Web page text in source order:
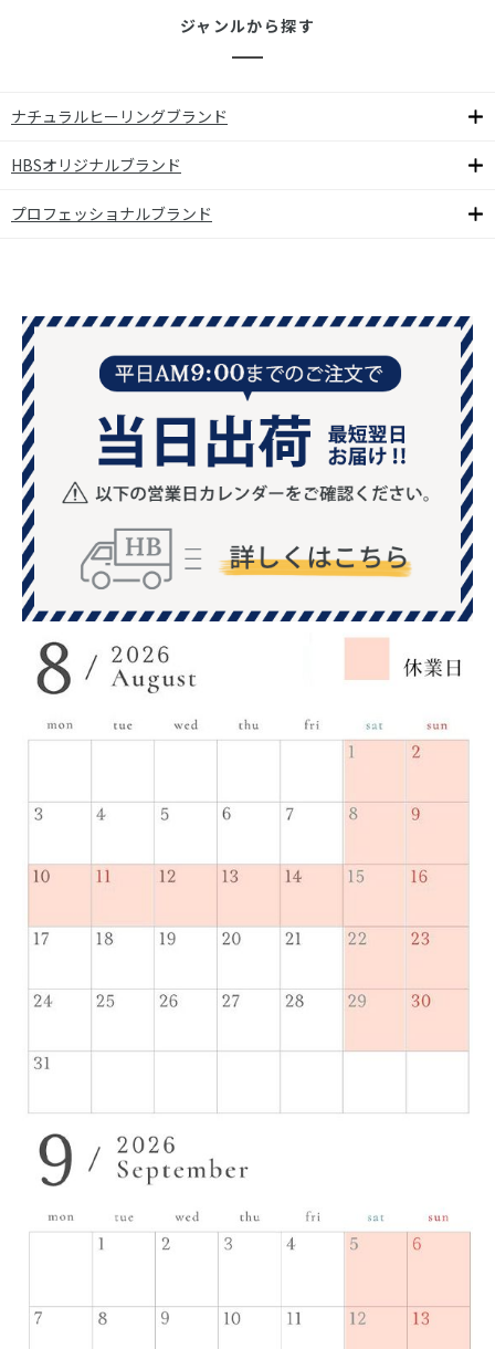
ジャンルから探す
ナチュラルヒーリングブランド
HBSオリジナルブランド
プロフェッショナルブランド